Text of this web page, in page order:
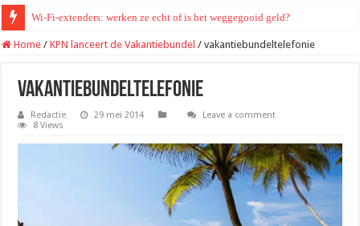
Wi-Fi-extenders: werken ze echt of is het weggegooid geld?
Home / KPN lanceert de Vakantiebundel / vakantiebundeltelefonie
vakantiebundeltelefonie
Redactie 29 mei 2014
Leave a comment
8 Views